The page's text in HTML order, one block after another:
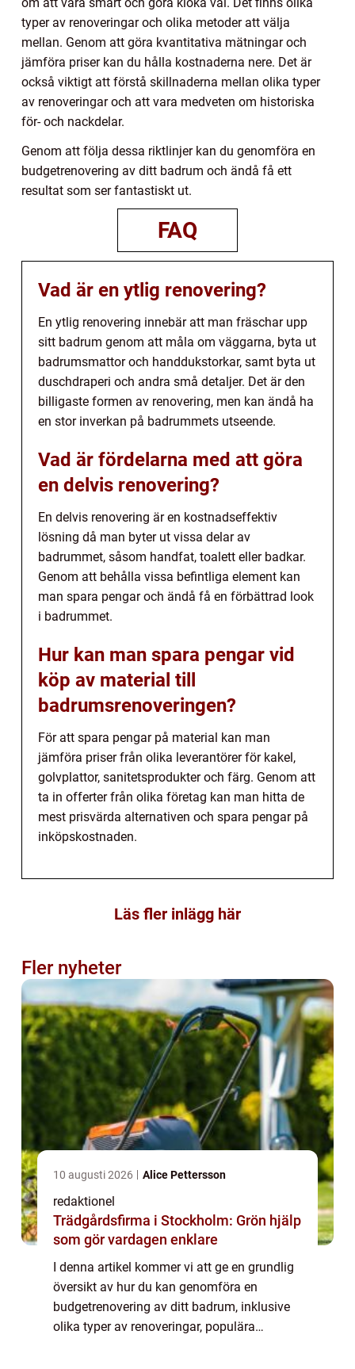
typer av renoveringar och olika metoder att välja
mellan. Genom att göra kvantitativa mätningar och
jämföra priser kan du hålla kostnaderna nere. Det är
också viktigt att förstå skillnaderna mellan olika typer
av renoveringar och att vara medveten om historiska
för- och nackdelar.
Genom att följa dessa riktlinjer kan du genomföra en
budgetrenovering av ditt badrum och ändå få ett
resultat som ser fantastiskt ut.
FAQ
Vad är en ytlig renovering?
En ytlig renovering innebär att man fräschar upp
sitt badrum genom att måla om väggarna, byta ut
badrumsmattor och handdukstorkar, samt byta ut
duschdraperi och andra små detaljer. Det är den
billigaste formen av renovering, men kan ändå ha
en stor inverkan på badrummets utseende.
Vad är fördelarna med att göra
en delvis renovering?
En delvis renovering är en kostnadseffektiv
lösning då man byter ut vissa delar av
badrummet, såsom handfat, toalett eller badkar.
Genom att behålla vissa befintliga element kan
man spara pengar och ändå få en förbättrad look
i badrummet.
Hur kan man spara pengar vid
köp av material till
badrumsrenoveringen?
För att spara pengar på material kan man
jämföra priser från olika leverantörer för kakel,
golvplattor, sanitetsprodukter och färg. Genom att
ta in offerter från olika företag kan man hitta de
mest prisvärda alternativen och spara pengar på
inköpskostnaden.
Läs fler inlägg här
Fler nyheter
10 augusti 2026 Alice Pettersson
redaktionel
Trädgårdsfirma i Stockholm: Grön hjälp
som gör vardagen enklare
I denna artikel kommer vi att ge en grundlig
översikt av hur du kan genomföra en
budgetrenovering av ditt badrum, inklusive
olika typer av renoveringar, populära